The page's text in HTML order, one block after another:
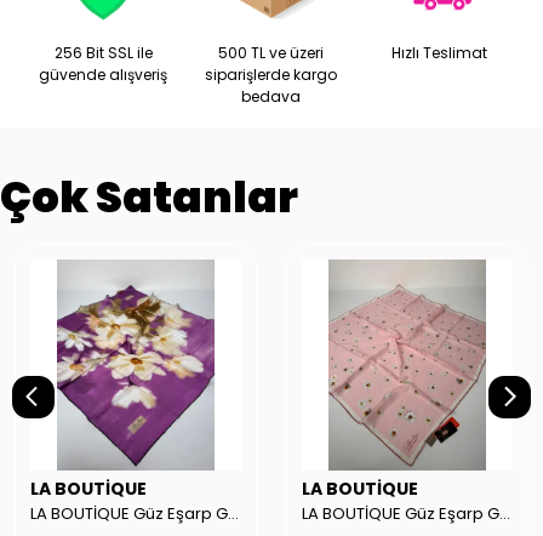
256 Bit SSL ile
güvende alışveriş
500 TL ve üzeri
siparişlerde kargo
bedava
Hızlı Teslimat
Çok Satanlar
LA BOUTİQUE
LA BOUTİQUE Güz Eşarp GYSE262908
LA BOUTİQUE
LA BOUTİQUE Güz Eşarp GYSE130804